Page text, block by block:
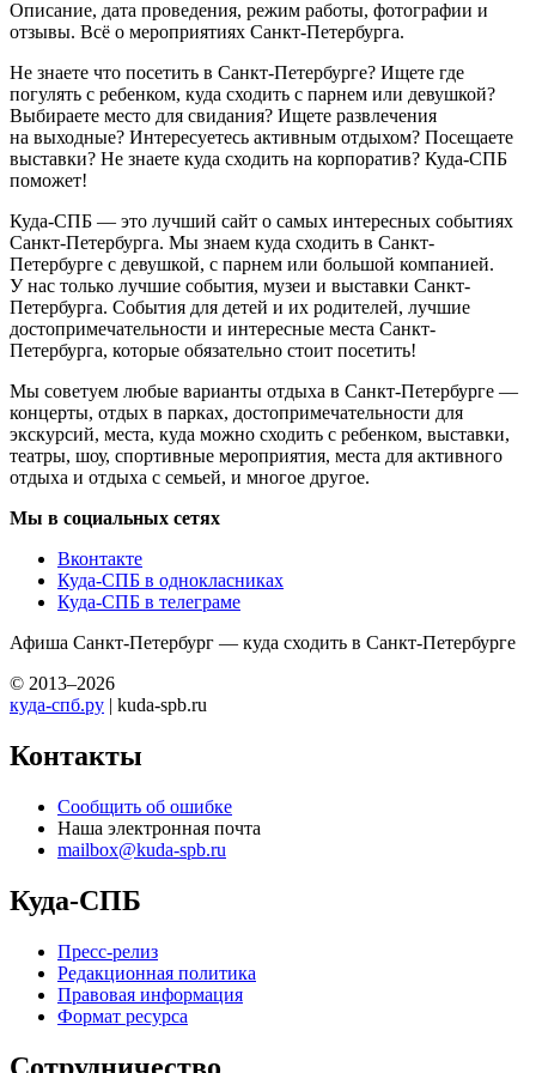
Описание, дата проведения, режим работы, фотографии и
отзывы. Всё о мероприятиях Санкт-Петербурга.
Не знаете что посетить в Санкт-Петербурге? Ищете где
погулять с ребенком, куда сходить с парнем или девушкой?
Выбираете место для свидания? Ищете развлечения
на выходные? Интересуетесь активным отдыхом? Посещаете
выставки? Не знаете куда сходить на корпоратив? Куда-СПБ
поможет!
Куда-СПБ — это лучший сайт о самых интересных событиях
Санкт-Петербурга. Мы знаем куда сходить в Санкт-
Петербурге с девушкой, с парнем или большой компанией.
У нас только лучшие события, музеи и выставки Санкт-
Петербурга. События для детей и их родителей, лучшие
достопримечательности и интересные места Санкт-
Петербурга, которые обязательно стоит посетить!
Мы советуем любые варианты отдыха в Санкт-Петербурге —
концерты, отдых в парках, достопримечательности для
экскурсий, места, куда можно сходить с ребенком, выставки,
театры, шоу, спортивные мероприятия, места для активного
отдыха и отдыха с семьей, и многое другое.
Мы в социальных сетях
Вконтакте
Куда-СПБ в однокласниках
Куда-СПБ в телеграме
Афиша Санкт-Петербург — куда сходить в Санкт-Петербурге
© 2013–2026
куда-спб.ру | kuda-spb.ru
Контакты
Сообщить об ошибке
Наша электронная почта
mailbox@kuda-spb.ru
Куда-СПБ
Пресс-релиз
Редакционная политика
Правовая информация
Формат ресурса